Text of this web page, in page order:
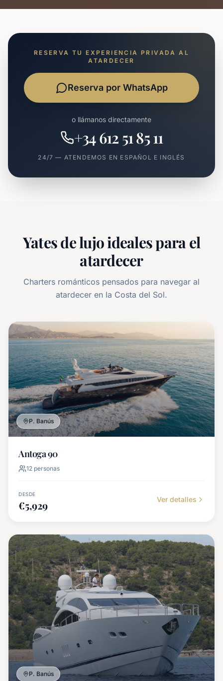
RESERVA TU EXPERIENCIA PRIVADA AL
ATARDECER
Reserva por WhatsApp
o llámanos directamente
+34 612 51 85 11
24/7 — ATENDEMOS EN ESPAÑOL E INGLÉS
Yates de lujo ideales para el
atardecer
Charters románticos pensados para navegar al
atardecer en la Costa del Sol.
P. Banús
Antoga 90
12 personas
DESDE
€5,929 Ver detalles
P. Banús